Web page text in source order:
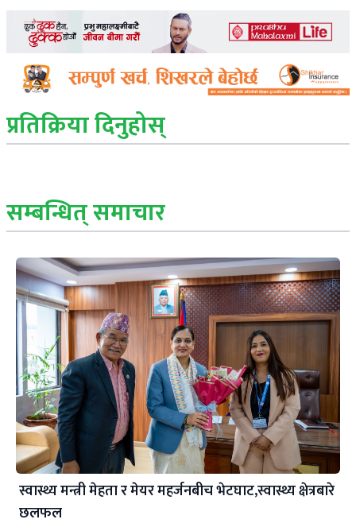
प्रतिक्रिया दिनुहोस्
सम्बन्धित् समाचार
स्वास्थ्य मन्त्री मेहता र मेयर महर्जनबीच भेटघाट,स्वास्थ्य क्षेत्रबारे
छलफल